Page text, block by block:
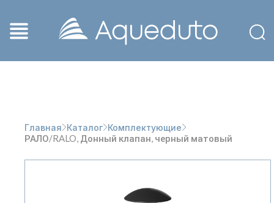
Главная Каталог Комплектующие
РАЛО/RALO, Донный клапан, черный матовый